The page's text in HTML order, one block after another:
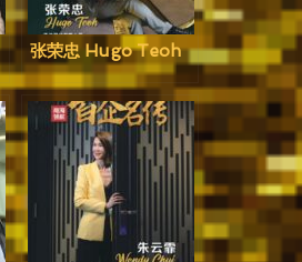
张荣忠 Hugo Teoh